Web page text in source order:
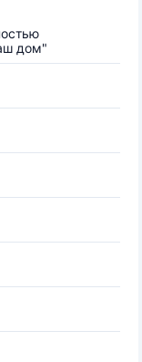
дом"